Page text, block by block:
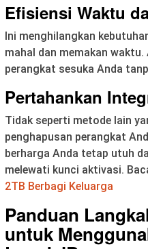
Efisiensi Waktu
Ini menghilangkan
mahal dan memakan
perangkat sesuka Anda
Pertahankan
Tidak seperti metode lain
penghapusan perangkat
berharga Anda tetap utuh
melewati kunci aktivasi.
2TB Berbagi Keluarga
Panduan
untuk